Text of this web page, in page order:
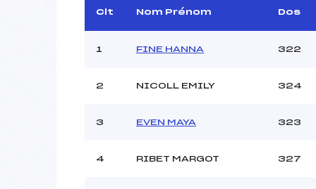
Dir. Epreuve :
Pénalité appliquée :
Clt Nom Prénom Dos
1 FINE HANNA 322
2 NICOLL EMILY 324
3 EVEN MAYA 323
4 RIBET MARGOT 327